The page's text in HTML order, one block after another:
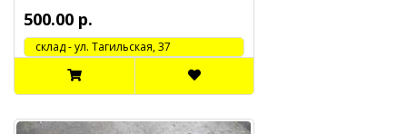
500.00 р.
cклад - ул. Тагильская, 37